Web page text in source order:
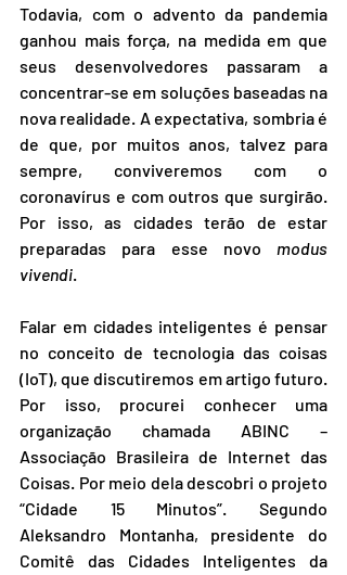
Todavia, com o advento da pandemia
ganhou mais força, na medida em que
seus desenvolvedores passaram a
concentrar-se em soluções baseadas na
nova realidade. A expectativa, sombria é
de que, por muitos anos, talvez para
sempre, conviveremos com o
coronavírus e com outros que surgirão.
Por isso, as cidades terão de estar
preparadas para esse novo modus
vivendi.
Falar em cidades inteligentes é pensar
no conceito de tecnologia das coisas
(IoT), que discutiremos em artigo futuro.
Por isso, procurei conhecer uma
organização chamada ABINC –
Associação Brasileira de Internet das
Coisas. Por meio dela descobri o projeto
“Cidade 15 Minutos”. Segundo
Aleksandro Montanha, presidente do
Comitê das Cidades Inteligentes da